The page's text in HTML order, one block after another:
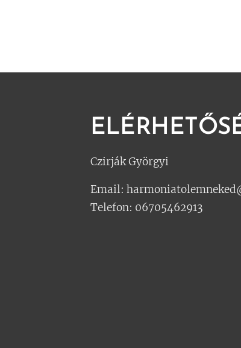
Czirják Györgyi
Email:
Telefon: 06705462913